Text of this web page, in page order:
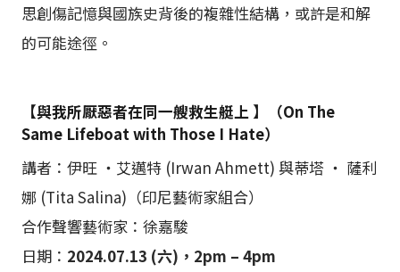
思創傷記憶與國族史背後的複雜性結構，或許是和解
的可能途徑。
【與我所厭惡者在同一艘救生艇上 】（On The
Same Lifeboat with Those I Hate）
講者：伊旺 ‧艾邁特 (Irwan Ahmett) 與蒂塔 ‧ 薩利
娜 (Tita Salina)（印尼藝術家組合）
合作聲響藝術家：徐嘉駿
日期： 2024.07.13 (六)，2pm – 4pm